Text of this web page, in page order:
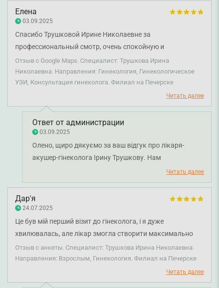
Елена
03.09.2025
Спасибо Трушковой Ирине Николаевне за
профессиональный смотр, очень спокойную и
доверчивую атмосферу при смотре. Рекомендую, очень
хороший врач.
Отзыв с Google Maps. Специалист: Трушкова Ирина
Николаевна. Направления: Гинекология, Гинекологическое
УЗИ, Консультация гинеколога. Филиал на Печерске
Читать далее
Ответ от администрации
03.09.2025
Олено, щиро дякуємо за ваш відгук про лікаря-
акушер-гінеколога Ірину Трушкову. Нам
професіоналізм та уважне ставлення лікаря.
Читать далее
Дар'я
24.07.2025
Це був мій перший візит до гінеколога, і я дуже
хвилювалась, але лікар змогла створити максимально
комфортну та довірливу атмосферу. Уважна, делікатна,
все пояснює — після прийому залишилось відчуття
спокою та впевненості. Дуже вдячна за професіоналізм і
людяність.
Отзыв с анкеты. Специалист: Трушкова Ирина Николаевна.
Направления: Взрослым, Гинекология. Филиал на Печерске
Читать далее